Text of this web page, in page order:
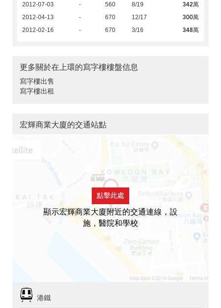
2012-07-03 - 560 8/19 342萬
2012-04-13 - 670 12/17 300萬
2012-02-16 - 670 3/16 348萬
更多關於在上環的寫字樓樓盤信息
寫字樓出售
寫字樓出租
宏輝商業大廈的交通站點
點擊此處
顯示宏輝商業大廈附近的交通連線，設
施，醫院和學校
港鐵